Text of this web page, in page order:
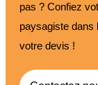
pas ? Confiez
paysagiste dans
votre devis !